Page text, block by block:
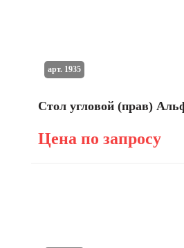
Стол угловой (прав)
Цена по запросу
арт. 1935